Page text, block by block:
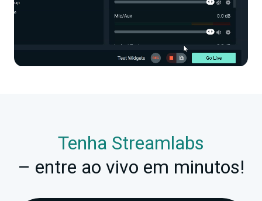
Tenha Streamlabs
– entre ao vivo em minutos!